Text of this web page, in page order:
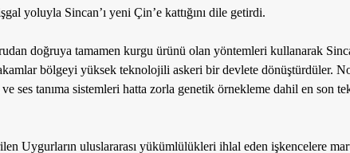
yoluyla Sincan’ı yeni Çin’e kattığını dile getirdi.
doğruya tamamen kurgu ürünü olan yöntemleri kullanarak
bölgeyi yüksek teknolojili askeri bir devlete dönüştürdüler.
ses tanıma sistemleri hatta zorla genetik örnekleme dahil en son
Uygurların uluslararası yükümlülükleri ihlal eden işkencelere